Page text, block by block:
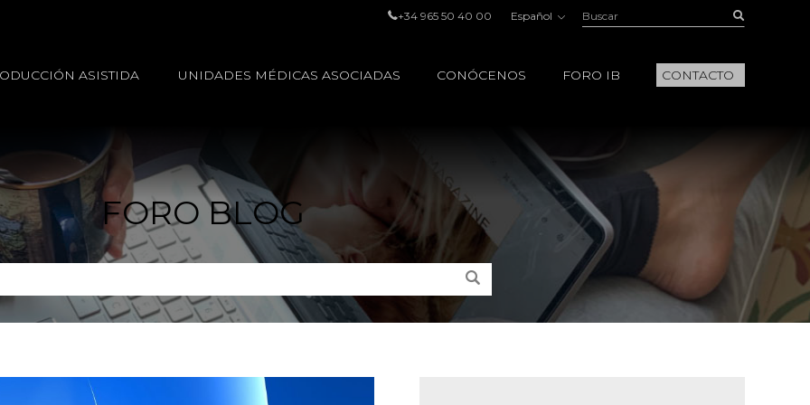
+34 965 50 40 00 Español Buscar:
ASISTIDA UNIDADES MÉDICAS ASOCIADAS CONÓCENOS FORO IB CONTACTO
FORO BLOG